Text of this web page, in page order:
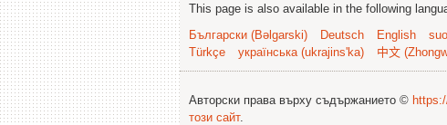
This page is also available in the following
Български (Bəlgarski)
Deutsch English
Türkçe
українська (ukrajins'ka) 中文
Авторски права върху съдържанието ©
този сайт.